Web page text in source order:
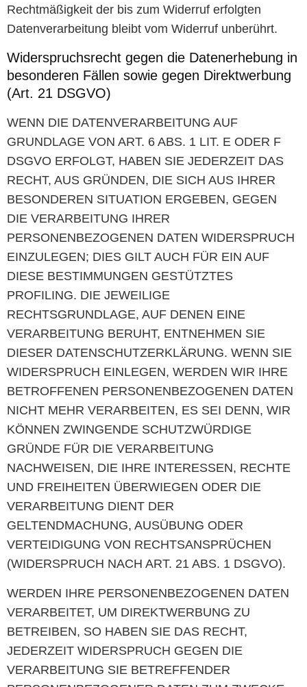
Rechtmäßigkeit der bis zum Widerruf erfolgten
Datenverarbeitung bleibt vom Widerruf unberührt.
Widerspruchsrecht gegen die Datenerhebung in
besonderen Fällen sowie gegen Direktwerbung
(Art. 21 DSGVO)
WENN DIE DATENVERARBEITUNG AUF
GRUNDLAGE VON ART. 6 ABS. 1 LIT. E ODER F
DSGVO ERFOLGT, HABEN SIE JEDERZEIT DAS
RECHT, AUS GRÜNDEN, DIE SICH AUS IHRER
BESONDEREN SITUATION ERGEBEN, GEGEN
DIE VERARBEITUNG IHRER
PERSONENBEZOGENEN DATEN WIDERSPRUCH
EINZULEGEN; DIES GILT AUCH FÜR EIN AUF
DIESE BESTIMMUNGEN GESTÜTZTES
PROFILING. DIE JEWEILIGE
RECHTSGRUNDLAGE, AUF DENEN EINE
VERARBEITUNG BERUHT, ENTNEHMEN SIE
DIESER DATENSCHUTZERKLÄRUNG. WENN SIE
WIDERSPRUCH EINLEGEN, WERDEN WIR IHRE
BETROFFENEN PERSONENBEZOGENEN DATEN
NICHT MEHR VERARBEITEN, ES SEI DENN, WIR
KÖNNEN ZWINGENDE SCHUTZWÜRDIGE
GRÜNDE FÜR DIE VERARBEITUNG
NACHWEISEN, DIE IHRE INTERESSEN, RECHTE
UND FREIHEITEN ÜBERWIEGEN ODER DIE
VERARBEITUNG DIENT DER
GELTENDMACHUNG, AUSÜBUNG ODER
VERTEIDIGUNG VON RECHTSANSPRÜCHEN
(WIDERSPRUCH NACH ART. 21 ABS. 1 DSGVO).
WERDEN IHRE PERSONENBEZOGENEN DATEN
VERARBEITET, UM DIREKTWERBUNG ZU
BETREIBEN, SO HABEN SIE DAS RECHT,
JEDERZEIT WIDERSPRUCH GEGEN DIE
VERARBEITUNG SIE BETREFFENDER